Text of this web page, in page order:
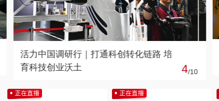
夯实基础｜车厢即景区 短途旅游列车激
活文旅新体验
5/10